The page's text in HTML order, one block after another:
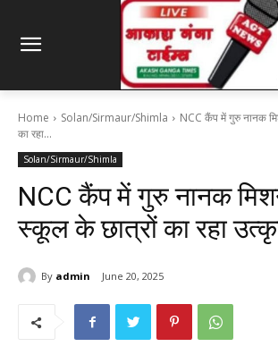
Home Solan/Sirmaur/Shimla
NCC कैंप में गुरु नानक
का रहा...
Solan/Sirmaur/Shimla
NCC कैंप में गुरु नानक
स्कूल के छात्रों का रहा
By admin June 20, 2025